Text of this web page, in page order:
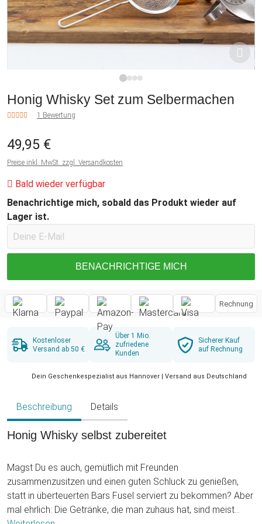
Honig Whisky Set zum Selbermachen
1 Bewertung
49,95 €
Preise inkl. MwSt. zzgl. Versandkosten
Bald wieder verfügbar
Benachrichtige mich, sobald das Produkt wieder auf
Lager ist.
BENACHRICHTIGE MICH
Rechnung
Kostenloser
Versand ab 50 €
Über 1 Mio.
zufriedene
Kunden
Sicherer Kauf
auf Rechnung
Dein Geschenkespezialist aus Hannover | Versand aus Deutschland
Beschreibung Details
Honig Whisky selbst zubereitet
Magst Du es auch, gemütlich mit Freunden
zusammenzusitzen und einen guten Schluck zu genießen,
statt in überteuerten Bars Fusel serviert zu bekommen? Aber
mal ehrlich: Die Getränke, die man zuhaus hat, sind meist